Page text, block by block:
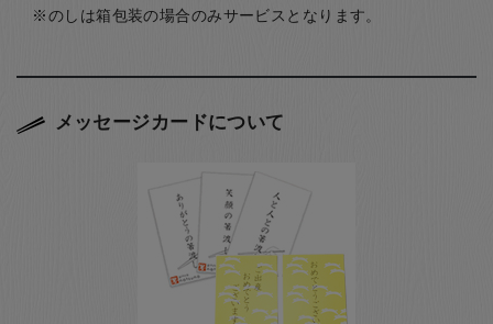
のしは箱包装の場合のみサービスとなります。
メッセージカードについて